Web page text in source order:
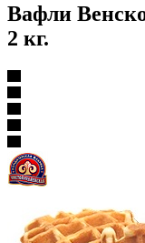
Вафли
2 кг.